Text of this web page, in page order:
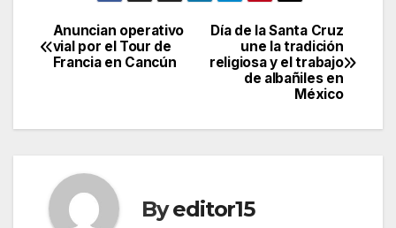
Post
navigation
Día de la Santa Cruz
une la tradición
religiosa y el trabajo
de albañiles en
México
Anuncian operativo
vial por el Tour de
Francia en Cancún
Byeditor15